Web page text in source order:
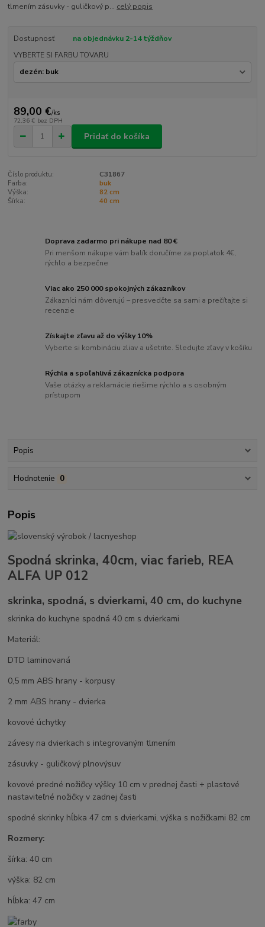
tlmením zásuvky - guličkový p... celý popis
Dostupnosť
na objednávku 2-14 týždňov
VYBERTE SI FARBU TOVARU
89,00 €/ks
72,36 € bez DPH
Pridať do košíka
Číslo produktu:
C31867
Farba:
buk
Výška:
82 cm
Šírka:
40 cm
Doprava zadarmo pri nákupe nad 80 €
Pri menšom nákupe vám balík doručíme za poplatok 4€,
rýchlo a bezpečne
Viac ako 250 000 spokojných zákazníkov
Zákazníci nám dôverujú – presvedčte sa sami a prečítajte si
recenzie
Získajte zľavu až do výšky 10%
Vyberte si kombináciu zliav a ušetrite. Sledujte zľavy v košíku
Rýchla a spoľahlivá zákaznícka podpora
Vaše otázky a reklamácie riešime rýchlo a s osobným
prístupom
Popis
Hodnotenie 0
Popis
Spodná skrinka, 40cm, viac farieb, REA
ALFA UP 012
skrinka, spodná, s dvierkami, 40 cm, do kuchyne
skrinka do kuchyne spodná 40 cm s dvierkami
Materiál:
DTD laminovaná
0,5 mm ABS hrany - korpusy
2 mm ABS hrany - dvierka
kovové úchytky
závesy na dvierkach s integrovaným tlmením
zásuvky - guličkový plnovýsuv
kovové predné nožičky výšky 10 cm v prednej časti + plastové
nastaviteľné nožičky v zadnej časti
spodné skrinky hĺbka 47 cm s dvierkami, výška s nožičkami 82 cm
Rozmery:
šírka: 40 cm
výška: 82 cm
hĺbka: 47 cm